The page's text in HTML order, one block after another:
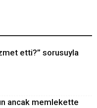
etti?” sorusuyla
ancak memlekette